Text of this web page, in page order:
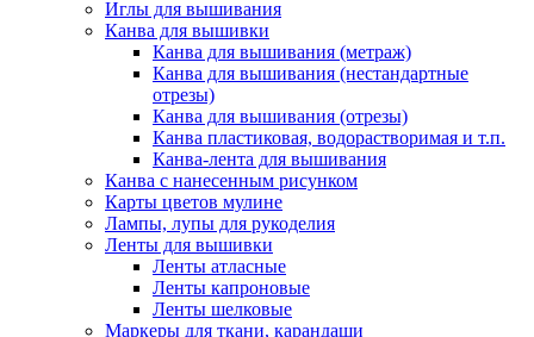
Иглы для вышивания
Канва для вышивки
Канва для вышивания (метраж)
Канва для вышивания (нестандартные
отрезы)
Канва для вышивания (отрезы)
Канва пластиковая, водорастворимая и т.п.
Канва-лента для вышивания
Канва с нанесенным рисунком
Карты цветов мулине
Лампы, лупы для рукоделия
Ленты для вышивки
Ленты атласные
Ленты капроновые
Ленты шелковые
Маркеры для ткани, карандаши